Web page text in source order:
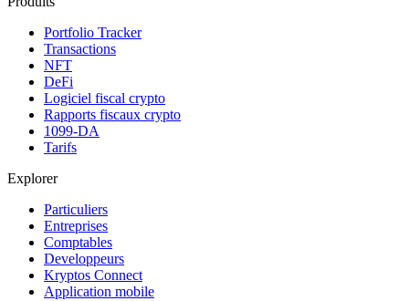
Portfolio Tracker
Transactions
NFT
DeFi
Logiciel fiscal crypto
Rapports fiscaux crypto
1099-DA
Tarifs
Explorer
Particuliers
Entreprises
Comptables
Developpeurs
Kryptos Connect
Application mobile